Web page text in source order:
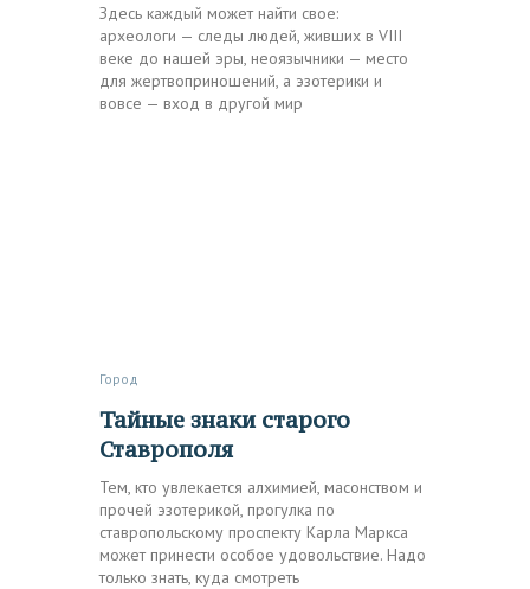
Здесь каждый может найти свое:
археологи — следы людей, живших в VIII
веке до нашей эры, неоязычники — место
для жертвоприношений, а эзотерики и
вовсе — вход в другой мир
Город
Тайные знаки старого
Ставрополя
Тем, кто увлекается алхимией, масонством и
прочей эзотерикой, прогулка по
ставропольскому проспекту Карла Маркса
может принести особое удовольствие. Надо
только знать, куда смотреть